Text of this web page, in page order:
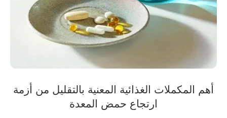
أهم المكملات الغذائية المعنية بالتقليل من أزمة
ارتجاع حمض المعدة